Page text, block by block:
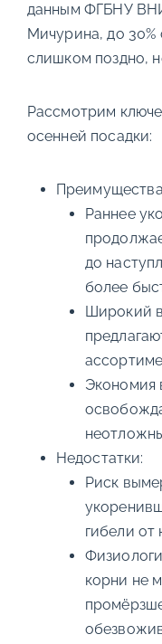
данным ФГБНУ
Мичурина, до
слишком поздно,
Рассмотрим
осенней посадки:
Раннее
до
более
Широкий
Экономия
Недостатки:
Риск
гибели от
корни не